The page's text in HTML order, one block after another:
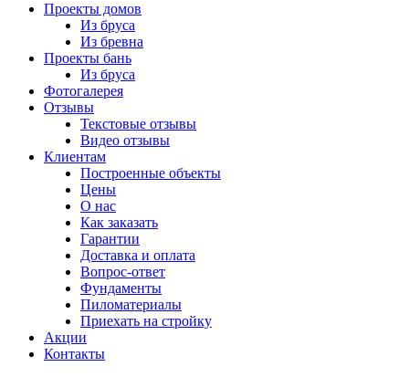
Проекты домов
Из бруса
Из бревна
Проекты бань
Из бруса
Фотогалерея
Отзывы
Текстовые отзывы
Видео отзывы
Клиентам
Построенные объекты
Цены
О нас
Как заказать
Гарантии
Доставка и оплата
Вопрос-ответ
Фундаменты
Пиломатериалы
Приехать на стройку
Акции
Контакты